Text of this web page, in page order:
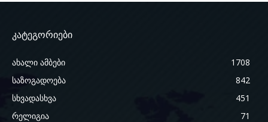
კატეგორიები
ახალი ამბები
1708
საზოგადოება
842
სხვადასხვა
451
რელიგია
71